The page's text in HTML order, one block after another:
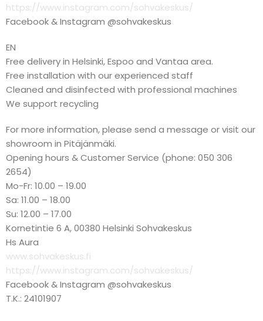
https://www.instagram.com/sohvakeskus/
Facebook & Instagram @sohvakeskus
EN
Free delivery in Helsinki, Espoo and Vantaa area.
Free installation with our experienced staff
Cleaned and disinfected with professional machines
We support recycling
For more information, please send a message or visit our
showroom in Pitäjänmäki.
Opening hours & Customer Service (phone: 050 306
2654)
Mo-Fr: 10.00 – 19.00
Sa: 11.00 – 18.00
Su: 12.00 – 17.00
Kornetintie 6 A, 00380 Helsinki Sohvakeskus
Hs Aura
www.sohvakeskus.fi
https://www.instagram.com/sohvakeskus/
Facebook & Instagram @sohvakeskus
T.K.: 24101907